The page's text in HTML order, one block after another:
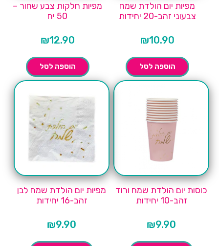
מפיות יום הולדת שמח
צבעוני זהב-20 יחידות
₪10.90
הוספה לסל
מפיות חלקות צבע שחור –
50 יח
₪12.90
הוספה לסל
כוסות יום הולדת שמח ורוד
זהב-10 יחידות
₪9.90
מפיות יום הולדת שמח לבן
זהב-16 יחידות
₪9.90